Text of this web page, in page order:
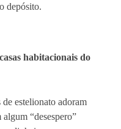
depósito.
habitacionais do
estelionato adoram
“desespero”